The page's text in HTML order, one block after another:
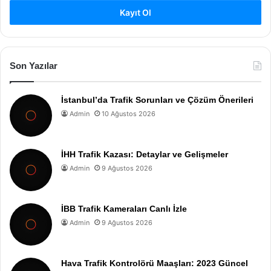
Kayıt Ol
Son Yazılar
İstanbul’da Trafik Sorunları ve Çözüm Önerileri
Admin 10 Ağustos 2026
İHH Trafik Kazası: Detaylar ve Gelişmeler
Admin 9 Ağustos 2026
İBB Trafik Kameraları Canlı İzle
Admin 9 Ağustos 2026
Hava Trafik Kontrolörü Maaşları: 2023 Güncel